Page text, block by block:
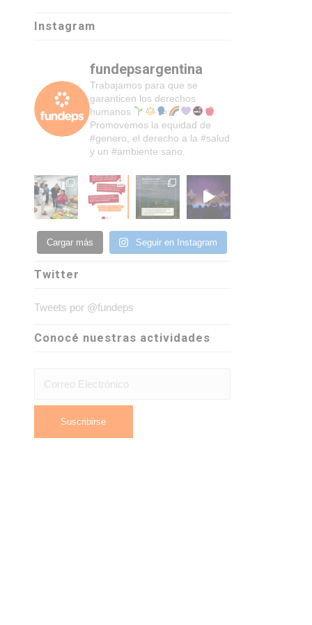
Instagram
fundepsargentina
Trabajamos para que se
garanticen los derechos
humanos
Promovemos la equidad de
#genero, el derecho a la #salud
y un #ambiente sano.
Cargar más Seguir en Instagram
Twitter
Tweets por @fundeps
Conocé nuestras actividades